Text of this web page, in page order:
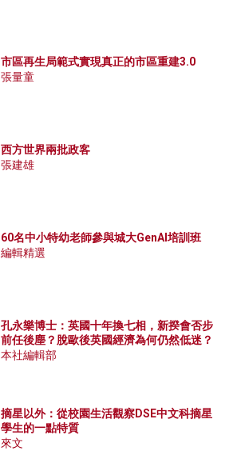
市區再生局範式實現真正的市區重建3.0
張量童
西方世界兩批政客
張建雄
60名中小特幼老師參與城大GenAI培訓班
編輯精選
孔永樂博士：英國十年換七相，新揆會否步
前任後塵？脫歐後英國經濟為何仍然低迷？
本社編輯部
摘星以外：從校園生活觀察DSE中文科摘星
學生的一點特質
來文